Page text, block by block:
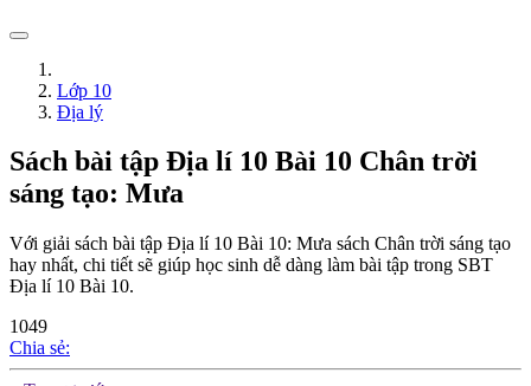
Lớp 10
Địa lý
Sách bài tập Địa lí 10 Bài 10 Chân trời
sáng tạo: Mưa
Với giải sách bài tập Địa lí 10 Bài 10: Mưa sách Chân trời sáng tạo
hay nhất, chi tiết sẽ giúp học sinh dễ dàng làm bài tập trong SBT
Địa lí 10 Bài 10.
1049
Chia sẻ: